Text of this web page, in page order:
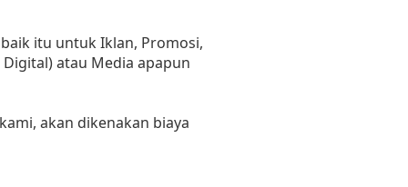
itu untuk Iklan, Promosi,
atau Media apapun
akan dikenakan biaya